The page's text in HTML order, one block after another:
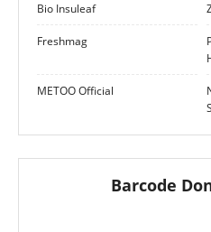
Bio Insuleaf
Freshmag
METOO Official
Barcode